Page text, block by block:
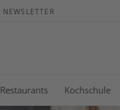
NEWSLETTER
Restaurants Kochschule